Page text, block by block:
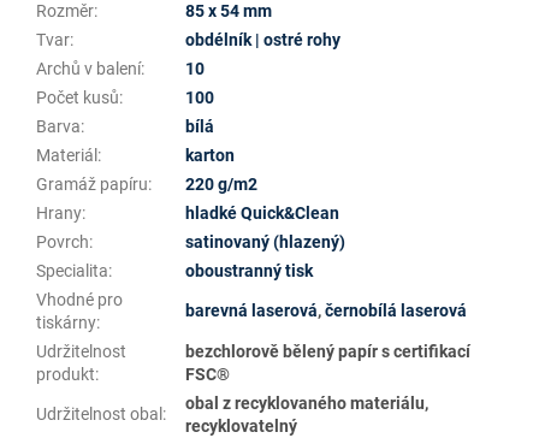
Rozměr:
85 x 54 mm
Tvar:
obdélník | ostré rohy
Archů v balení:
10
Počet kusů:
100
Barva:
bílá
Materiál :
karton
Gramáž papíru:
220 g/m2
Hrany:
hladké Quick&Clean
Povrch:
satinovaný (hlazený)
Specialita:
oboustranný tisk
Vhodné pro
tiskárny:
barevná laserová,černobílá laserová
Udržitelnost
produkt:
bezchlorově bělený papír s certifikací
FSC®
Udržitelnost obal :
obal z recyklovaného materiálu,
recyklovatelný